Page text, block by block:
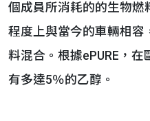
個成員所消耗的的生物燃
程度上與當今的車輛相容
料混合。根據ePURE，
有多達5％的乙醇。